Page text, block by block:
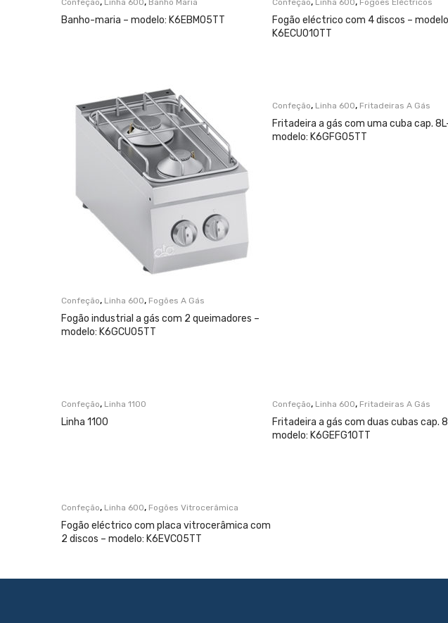
Confeção Linha 600 Banho Maria
Banho-maria – modelo: K6EBM05TT
Confeção Linha 600 Fogões Eléctricos
Fogão eléctrico com 4 discos –
K6ECU010TT
Confeção, Linha 600, Fogões A Gás
Fogão industrial a gás com 2 queimadores –
modelo: K6GCU05TT
Confeção, Linha 600, Fritadeiras A Gás
Fritadeira a gás com uma cuba cap.
modelo: K6GFG05TT
Confeção, Linha 1100
Linha 1100
Confeção, Linha 600, Fritadeiras A Gás
Fritadeira a gás com duas cubas cap.
modelo: K6GEFG10TT
Confeção, Linha 600, Fogões Vitrocerâmica
Fogão eléctrico com placa vitrocerâmica com
2 discos – modelo: K6EVC05TT